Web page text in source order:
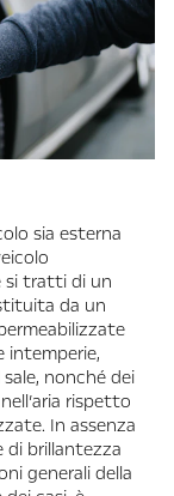
sia esterna
si tratti di un
da un
intemperie,
nonché dei
rispetto
In assenza
di brillantezza
generali della